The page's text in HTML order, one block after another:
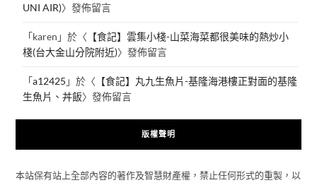
UNI AIR)〉發佈留言
「karen 」於〈 【食記】雲集小棧-山菜海菜都很美味的熱炒小
棧(台大金山分院附近)〉發佈留言
「a12425 」於〈 【食記】丸九生魚片-基隆海港樓正對面的基隆
生魚片、丼飯〉發佈留言
版權聲明
本站保有站上全部內容的著作及智慧財產權，禁止任何形式的重製，以